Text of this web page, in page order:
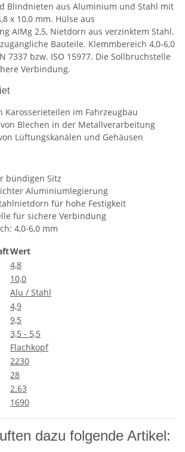
Blindnieten aus Aluminium und Stahl mit
x 10,0 mm. Hülse aus
AIMg 2,5, Nietdorn aus verzinktem Stahl.
Bauteile. Klemmbereich 4,0-6,0
7337 bzw. ISO 15977. Die Sollbruchstelle
Verbindung.
Karosserieteilen im Fahrzeugbau
Blechen in der Metallverarbeitung
Lüftungskanälen und Gehäusen
bündigen Sitz
Aluminiumlegierung
für hohe Festigkeit
für sichere Verbindung
4,0-6,0 mm
Wert
4,8
10,0
Alu / Stahl
4,9
9,5
3,5 - 5,5
Flachkopf
2230
28
2.63
1690
dazu folgende Artikel: